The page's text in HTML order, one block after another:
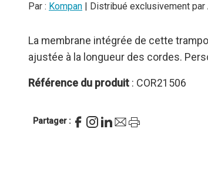
Par : Kompan | Distribué exclusivement
La membrane intégrée de cette
ajustée à la longueur des cordes.
Référence du produit : COR21506
Partager :